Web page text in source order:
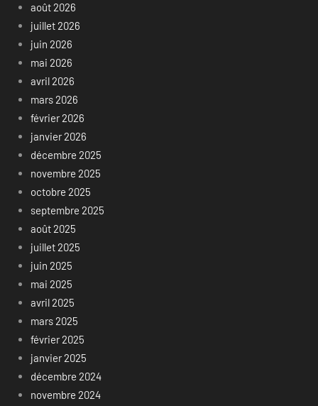
août 2026
juillet 2026
juin 2026
mai 2026
avril 2026
mars 2026
février 2026
janvier 2026
décembre 2025
novembre 2025
octobre 2025
septembre 2025
août 2025
juillet 2025
juin 2025
mai 2025
avril 2025
mars 2025
février 2025
janvier 2025
décembre 2024
novembre 2024